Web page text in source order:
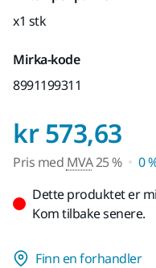
x1 stk
Mirka-kode
8991199311
kr 573,63
Pris med MVA25 %
0
Dette produktet er
Kom tilbake senere.
Finn en forhandler